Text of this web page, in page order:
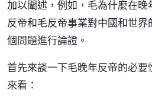
加以闡述，例如，毛為什麼在
反帝和毛反帝事業對中國和世
個問題進行論證。
首先來談一下毛晚年反帝的必
來看：